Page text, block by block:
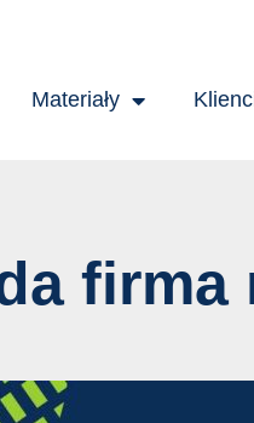
Materiały